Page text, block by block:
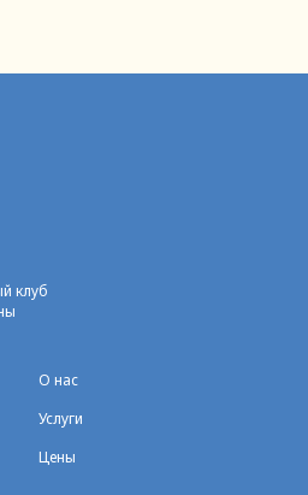
клуб
О нас
Услуги
Цены